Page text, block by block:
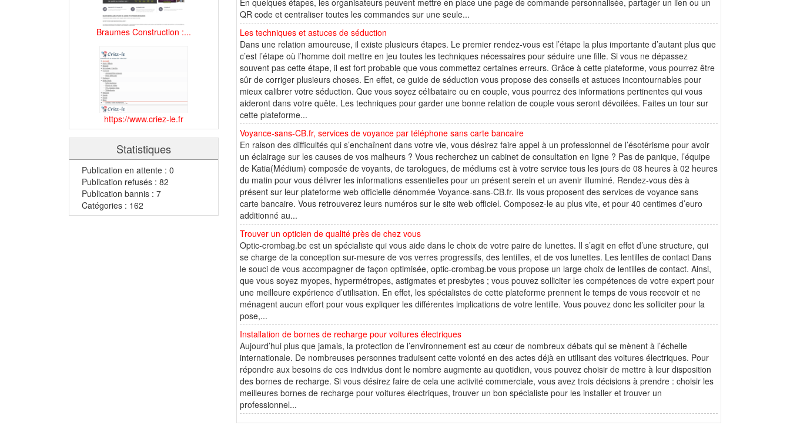
Braumes Construction :...
https://www.criez-le.fr
Statistiques
Publication en attente : 0
Publication refusés : 82
Publication bannis : 7
Catégories : 162
En quelques étapes, les organisateurs peuvent mettre en place une page de commande personnalisée, partager un lien ou un
QR code et centraliser toutes les commandes sur une seule...
Les techniques et astuces de séduction
Dans une relation amoureuse, il existe plusieurs étapes. Le premier rendez-vous est l’étape la plus importante d’autant plus que
c’est l’étape où l’homme doit mettre en jeu toutes les techniques nécessaires pour séduire une fille. Si vous ne dépassez
souvent pas cette étape, il est fort probable que vous commettez certaines erreurs. Grâce à cette plateforme, vous pourrez être
sûr de corriger plusieurs choses. En effet, ce guide de séduction vous propose des conseils et astuces incontournables pour
mieux calibrer votre séduction. Que vous soyez célibataire ou en couple, vous pourrez des informations pertinentes qui vous
aideront dans votre quête. Les techniques pour garder une bonne relation de couple vous seront dévoilées. Faites un tour sur
cette plateforme...
Voyance-sans-CB.fr, services de voyance par téléphone sans carte bancaire
En raison des difficultés qui s’enchaînent dans votre vie, vous désirez faire appel à un professionnel de l’ésotérisme pour avoir
un éclairage sur les causes de vos malheurs ? Vous recherchez un cabinet de consultation en ligne ? Pas de panique, l’équipe
de Katia(Médium) composée de voyants, de tarologues, de médiums est à votre service tous les jours de 08 heures à 02 heures
du matin pour vous délivrer les informations essentielles pour un présent serein et un avenir illuminé. Rendez-vous dès à
présent sur leur plateforme web officielle dénommée Voyance-sans-CB.fr. Ils vous proposent des services de voyance sans
carte bancaire. Vous retrouverez leurs numéros sur le site web officiel. Composez-le au plus vite, et pour 40 centimes d’euro
additionné au...
Trouver un opticien de qualité près de chez vous
Optic-crombag.be est un spécialiste qui vous aide dans le choix de votre paire de lunettes. Il s’agit en effet d’une structure, qui
se charge de la conception sur-mesure de vos verres progressifs, des lentilles, et de vos lunettes. Les lentilles de contact Dans
le souci de vous accompagner de façon optimisée, optic-crombag.be vous propose un large choix de lentilles de contact. Ainsi,
que vous soyez myopes, hypermétropes, astigmates et presbytes ; vous pouvez solliciter les compétences de votre expert pour
une meilleure expérience d’utilisation. En effet, les spécialistes de cette plateforme prennent le temps de vous recevoir et ne
ménagent aucun effort pour vous expliquer les différentes implications de votre lentille. Vous pouvez donc les solliciter pour la
pose,...
Installation de bornes de recharge pour voitures électriques
Aujourd’hui plus que jamais, la protection de l’environnement est au cœur de nombreux débats qui se mènent à l’échelle
internationale. De nombreuses personnes traduisent cette volonté en des actes déjà en utilisant des voitures électriques. Pour
répondre aux besoins de ces individus dont le nombre augmente au quotidien, vous pouvez choisir de mettre à leur disposition
des bornes de recharge. Si vous désirez faire de cela une activité commerciale, vous avez trois décisions à prendre : choisir les
meilleures bornes de recharge pour voitures électriques, trouver un bon spécialiste pour les installer et trouver un
professionnel...